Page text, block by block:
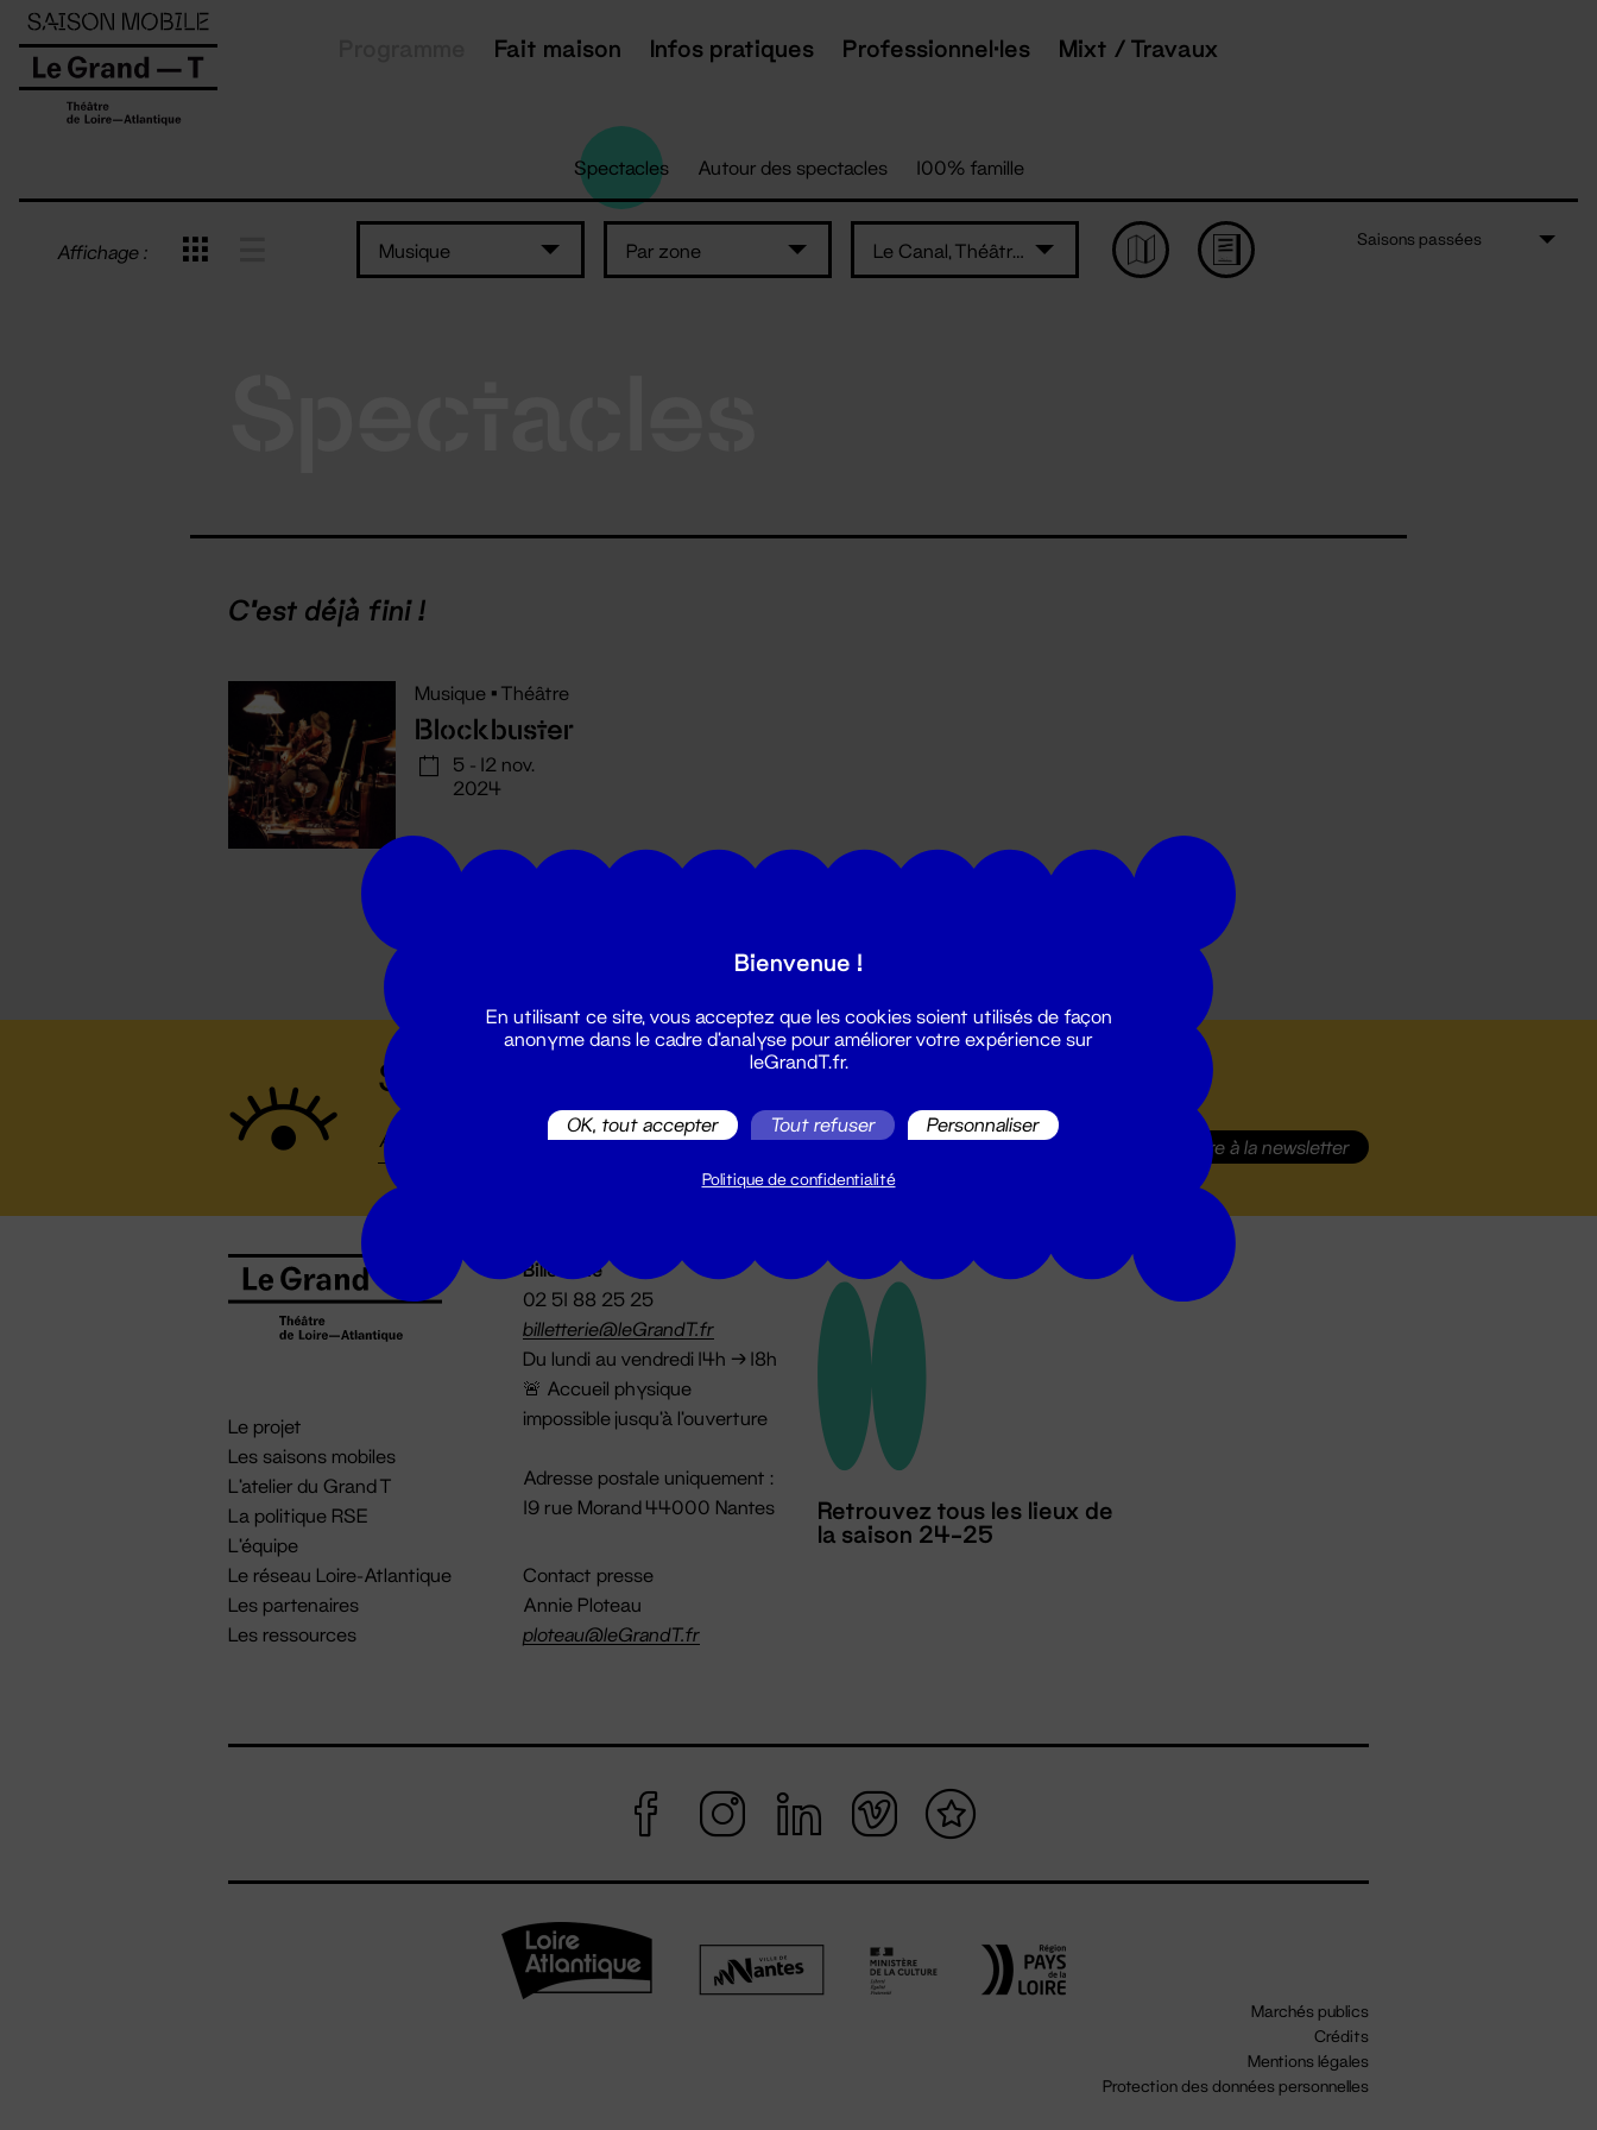
Fait maison Infos pratiques Professionnel·les Mixt / Travaux
Spectacles Autour des spectacles 100% famille
Affichage : Musique Par zone Le Canal, Théâtre du Pays de Redon
Saisons passées
C'est déjà fini !
Musique • Théâtre
Blockbuster
5 - 12 nov.
2024
Suivez toutes les actualités du Grand T :
S'inscrire à la newsletter
Le projet
Les saisons mobiles
L'atelier du Grand T
La politique RSE
L'équipe
Le réseau Loire-Atlantique
Les partenaires
Les ressources
Billetterie
02 51 88 25 25
billetterie@leGrandT.fr
Du lundi au vendredi 14h → 18h
🚨 Accueil physique
impossible jusqu'à l'ouverture
Adresse postale uniquement :
19 rue Morand 44000 Nantes
Contact presse
Annie Ploteau
ploteau@leGrandT.fr
Retrouvez tous les lieux de
la saison 24-25
Marchés publics
Crédits
Mentions légales
Protection des données personnelles
Panneau de gestion des cookies
Bienvenue !
En utilisant ce site, vous acceptez que les cookies soient utilisés de façon
anonyme dans le cadre d'analyse pour améliorer votre expérience sur
leGrandT.fr.
OK, tout accepter Tout refuser Personnaliser
Politique de confidentialité